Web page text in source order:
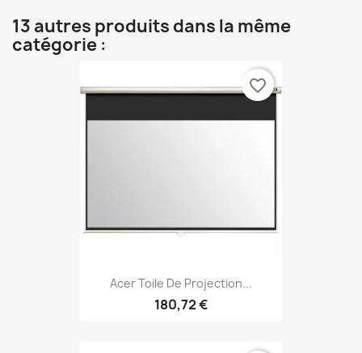
13 autres produits dans la même
catégorie :
Acer Toile De Projection...
180,72 €
favorite_border